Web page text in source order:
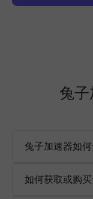
兔
兔子加速器如
如何获取或购